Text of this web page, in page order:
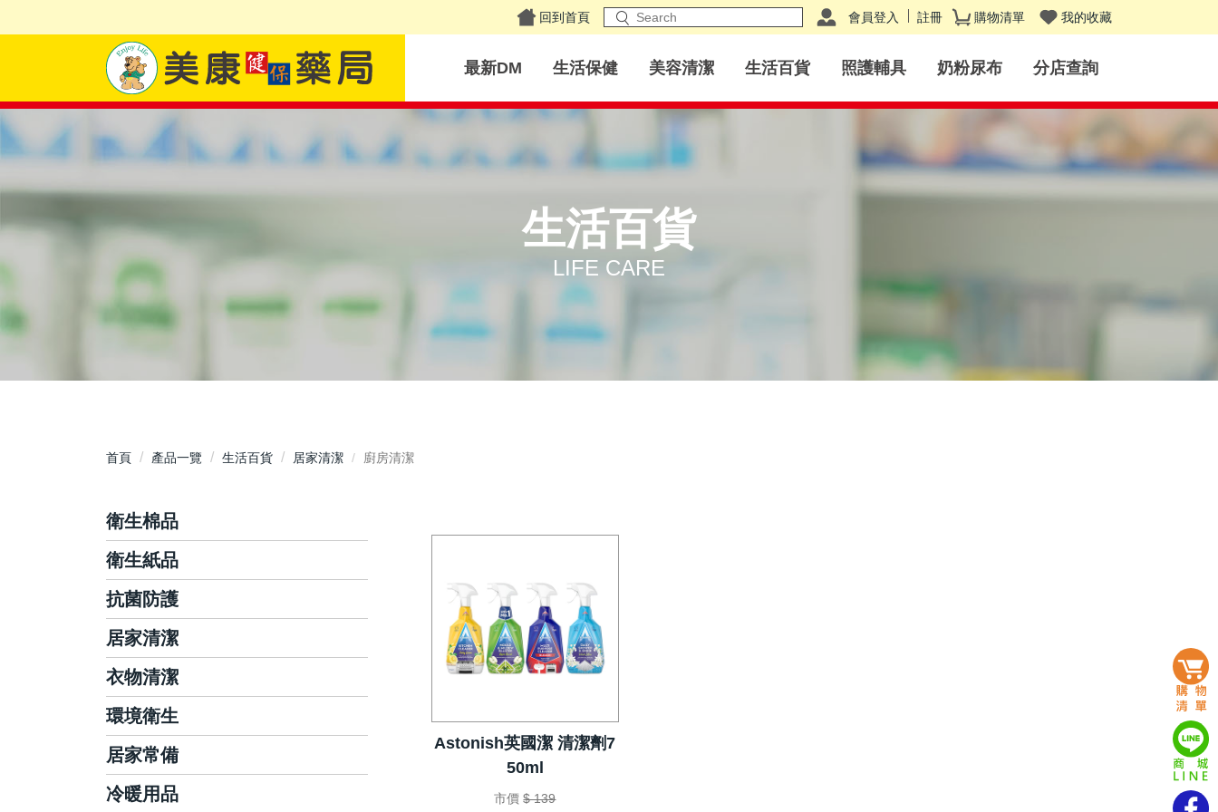
回到首頁 會員登入 註冊 購物清單 我的收藏
最新DM 生活保健 美容清潔 生活百貨 照護輔具 奶粉尿布 分店查詢
生活百貨
LIFE CARE
首頁 產品一覽 生活百貨 居家清潔 廚房清潔
Astonish英國潔 清潔劑7
50ml
市價 $ 139
衛生棉品
護墊
日用衛生棉
夜用衛生棉
衛生棉條
衛生紙品
抽取式衛生紙
平版/捲筒式衛生紙
面紙/隨身包
廚房紙巾
抗菌防護
洗手乳/慕斯
手部抗菌/乾洗手
抗菌濕巾
藥用酒精/酒精濕巾
泡沫洗手機
居家清潔
碗盤/蔬果清潔
廚房清潔
玻璃清潔
浴室清潔
衣物清潔
洗衣精/粉
衣物柔軟芳香
衣物局部去漬
環境衛生
環境消毒滅菌
環境芳香除臭
居家常備
棉花棒
冷暖用品